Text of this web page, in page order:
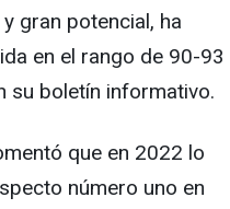
gran potencial, ha
en el rango de 90-93
su boletín informativo.
que en 2022 lo
número uno en